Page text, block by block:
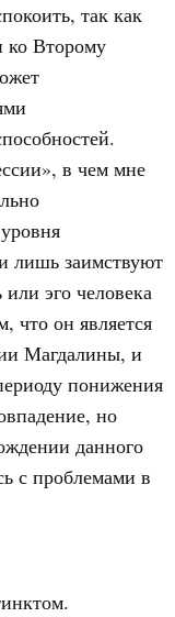
так как
ко Второму
в чем мне
лишь заимствуют
эго человека
что он является
Магдалины, и
понижения
но
данного
с проблемами в